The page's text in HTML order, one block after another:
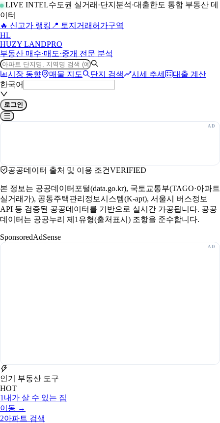
LIVE INTEL수도권 실거래·단지분석·대출한도 통합 부동산 데
이터
🔥 신고가 랭킹 📍 토지거래허가구역
HL
HUZY LANDPRO
부동산 매수·매도·중개 전문 분석
시장 동향 매물 지도 단지 검색 시세 추세
대출 계산
한국어
로그인
공공데이터 출처 및 이용 조건VERIFIED
본 정보는 공공데이터포털(data.go.kr), 국토교통부(TAGO·아파트
실거래가), 공동주택관리정보시스템(K-apt), 서울시 버스정보
API 등 검증된 공공데이터를 기반으로 실시간 가공됩니다. 공공
데이터는 공공누리 제1유형(출처표시) 조항을 준수합니다.
SponsoredAdSense
인기 부동산 도구
HOT
1 내가 살 수 있는 집
이동 →
2아파트 검색